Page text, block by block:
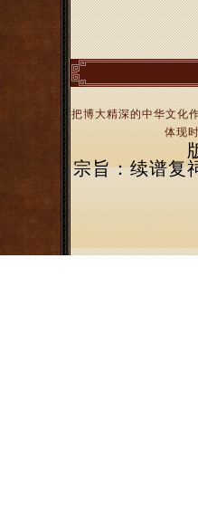
把博大精深的中华文化
体现
宗旨：续谱复